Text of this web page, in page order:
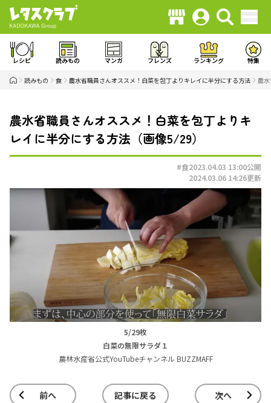
レシピ 読みもの マンガ フレンズ ランキング 特集
読みもの 食 農水省職員さんオススメ！白菜を包丁よりキレイに半分にする方法 農
農水省職員さんオススメ！白菜を包丁よりキ
レイに半分にする方法（画像5/29）
#食2023.04.03 13:00公開
2024.03.06 14:26更新
5/29枚
白菜の無限サラダ１
農林水産省公式YouTubeチャンネル BUZZMAFF
前へ 記事に戻る 次へ